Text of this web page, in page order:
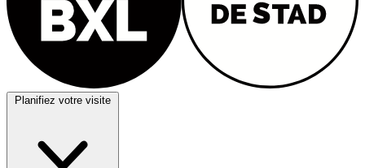
Planifiez votre visite